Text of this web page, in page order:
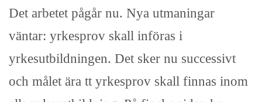
Det arbetet pågår nu. Nya utmaningar
väntar: yrkesprov skall införas i
yrkesutbildningen. Det sker nu successivt
och målet ära tt yrkesprov skall finnas inom